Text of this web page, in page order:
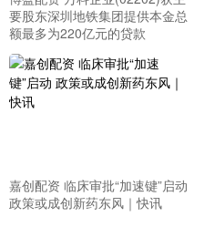
要股东深圳地铁集团提供本金总
额最多为220亿元的贷款
嘉创配资 临床审批“加速键”启动
政策或成创新药东风｜快讯